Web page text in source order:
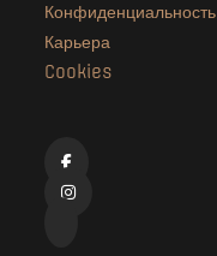
Конфиденциальность
Карьера
Cookies